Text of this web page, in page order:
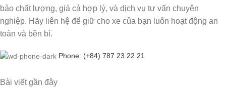
bảo chất lượng, giá cả hợp lý, và dịch vụ tư vấn chuyên
nghiệp. Hãy liên hệ để giữ cho xe của bạn luôn hoạt động an
toàn và bền bỉ.
Phone: (+84) 787 23 22 21
Bài viết gần đây